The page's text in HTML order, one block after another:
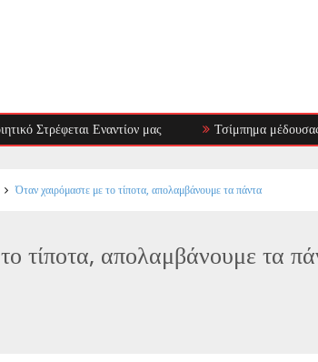
Εναντίον μας Τσίμπημα μέδουσας:
Όταν χαιρόμαστε με το τίποτα, απολαμβάνουμε τα πάντα
τίποτα, απολαμβάνουμε τα